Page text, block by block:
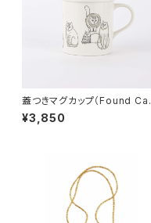
蓋つきマグカップ（Found
Series） ／ Lisa Larson
リサ・ラーソン
¥3,850